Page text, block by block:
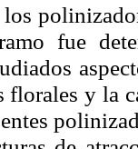
fue
florales y la